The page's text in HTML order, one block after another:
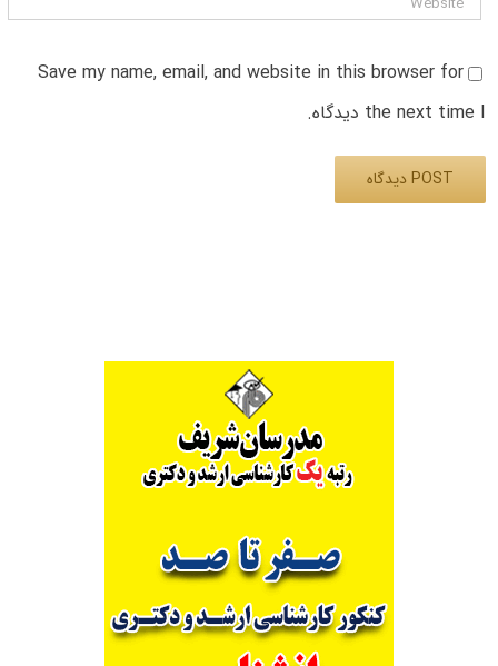
Save my name, email, and website in this browser for
the next time I دیدگاه.